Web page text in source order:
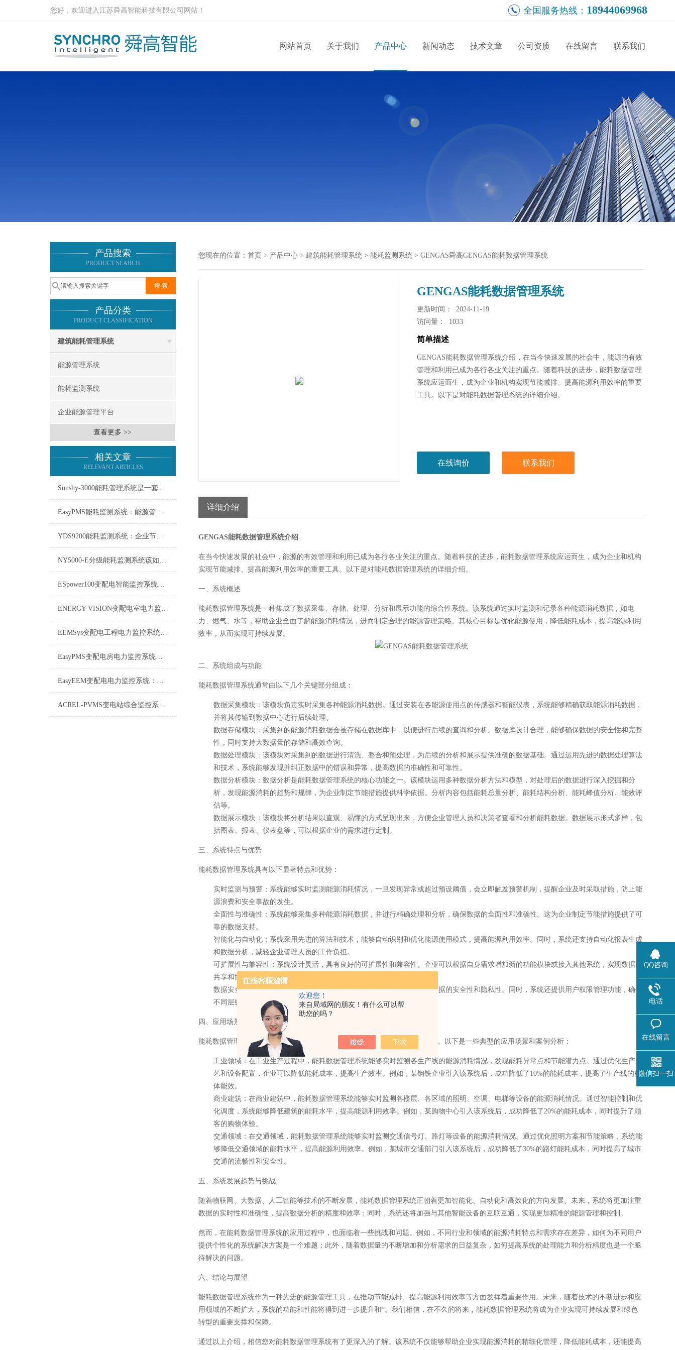
欢迎您！
来自局域网的朋友！有什么可以帮
助您的吗？
您好，欢迎进入江苏舜高智能科技有限公司网站！ 全国服务热线： 18944069968
网站首页 关于我们 产品中心 新闻动态 技术文章 公司资质 在线留言 联系我们
产品搜索
PRODUCT SEARCH
产品分类
PRODUCT CLASSIFICATION
建筑能耗管理系统
能源管理系统
能耗监测系统
企业能源管理平台
查看更多 >>
相关文章
RELEVANT ARTICLES
Sunshy-3000能耗管理系统是一套用于监测、分析能源使用情况的工具
EasyPMS能耗监测系统：能源管理的智慧之眼
YDS9200能耗监测系统：企业节能增效的智慧之眼
NY5000-E分级能耗监测系统该如何使用？
ESpower100变配电智能监控系统技术参数
ENERGY VISION变配电室电力监控系统维修保养
EEMSys变配电工程电力监控系统：保障电网稳定运行的智能中枢
EasyPMS变配电房电力监控系统：守护电网“心脏”的智能卫士
EasyEEM变配电电力监控系统：智能电网的“神经中枢”
ACREL-PVMS变电站综合监控系统详解
您现在的位置： 首页 > 产品中心 > 建筑能耗管理系统 > 能耗监测系统 > GENGAS舜高GENGAS能耗数据管理系统
GENGAS能耗数据管理系统
更新时间： 2024-11-19
访问量： 1033
简单描述
GENGAS能耗数据管理系统介绍，在当今快速发展的社会中，能源的有效
管理和利用已成为各行各业关注的重点。随着科技的进步，能耗数据管理
系统应运而生，成为企业和机构实现节能减排、提高能源利用效率的重要
工具。以下是对能耗数据管理系统的详细介绍。
在线询价 联系我们
详细介绍
GENGAS能耗数据管理系统介绍
在当今快速发展的社会中，能源的有效管理和利用已成为各行各业关注的重点。随着科技的进步，能耗数据管理系统应运而生，成为企业和机构
实现节能减排、提高能源利用效率的重要工具。以下是对能耗数据管理系统的详细介绍。
一、系统概述
能耗数据管理系统是一种集成了数据采集、存储、处理、分析和展示功能的综合性系统。该系统通过实时监测和记录各种能源消耗数据，如电
力、燃气、水等，帮助企业全面了解能源消耗情况，进而制定合理的能源管理策略。其核心目标是优化能源使用，降低能耗成本，提高能源利用
效率，从而实现可持续发展。
二、系统组成与功能
能耗数据管理系统通常由以下几个关键部分组成：
数据采集模块 ：该模块负责实时采集各种能源消耗数据。通过安装在各能源使用点的传感器和智能仪表，系统能够精确获取能源消耗数据，
并将其传输到数据中心进行后续处理。
数据存储模块 ：采集到的能源消耗数据会被存储在数据库中，以便进行后续的查询和分析。数据库设计合理，能够确保数据的安全性和完整
性，同时支持大数据量的存储和高效查询。
数据处理模块 ：该模块对采集到的数据进行清洗、整合和预处理，为后续的分析和展示提供准确的数据基础。通过运用先进的数据处理算法
和技术，系统能够发现并纠正数据中的错误和异常，提高数据的准确性和可靠性。
数据分析模块 ：数据分析是能耗数据管理系统的核心功能之一。该模块运用多种数据分析方法和模型，对处理后的数据进行深入挖掘和分
析，发现能源消耗的趋势和规律，为企业制定节能措施提供科学依据。分析内容包括能耗总量分析、能耗结构分析、能耗峰值分析、能效评
估等。
数据展示模块 ：该模块将分析结果以直观、易懂的方式呈现出来，方便企业管理人员和决策者查看和分析能耗数据。数据展示形式多样，包
括图表、报表、仪表盘等，可以根据企业的需求进行定制。
三、系统特点与优势
能耗数据管理系统具有以下显著特点和优势：
实时监测与预警 ：系统能够实时监测能源消耗情况，一旦发现异常或超过预设阈值，会立即触发预警机制，提醒企业及时采取措施，防止能
源浪费和安全事故的发生。
全面性与准确性 ：系统能够采集多种能源消耗数据，并进行精确处理和分析，确保数据的全面性和准确性。这为企业制定节能措施提供了可
靠的数据支持。
智能化与自动化 ：系统采用先进的算法和技术，能够自动识别和优化能源使用模式，提高能源利用效率。同时，系统还支持自动化报表生成
和数据分析，减轻企业管理人员的工作负担。
可扩展性与兼容性 ：系统设计灵活，具有良好的可扩展性和兼容性。企业可以根据自身需求增加新的功能模块或接入其他系统，实现数据的
共享和协同工作。
数据安全与隐私保护：系统采用先进的加密技术和安全防护措施，确保数据的安全性和隐私性。同时，系统还提供用户权限管理功能，确保
不同层级、不同部门的人员只能访问和操作自己权限范围内的数据。
四、应用场景与案例分析
能耗数据管理系统广泛应用于各行各业，包括工业、商业、建筑、交通等领域。以下是一些典型的应用场景和案例分析：
工业领域 ：在工业生产过程中，能耗数据管理系统能够实时监测各生产线的能源消耗情况，发现能耗异常点和节能潜力点。通过优化生产工
艺和设备配置，企业可以降低能耗成本，提高生产效率。例如，某钢铁企业引入该系统后，成功降低了10%的能耗成本，提高了生产线的整
体能效。
商业建筑 ：在商业建筑中，能耗数据管理系统能够实时监测各楼层、各区域的照明、空调、电梯等设备的能源消耗情况。通过智能控制和优
化调度，系统能够降低建筑的能耗水平，提高能源利用效率。例如，某购物中心引入该系统后，成功降低了20%的能耗成本，同时提升了顾
客的购物体验。
交通领域 ：在交通领域，能耗数据管理系统能够实时监测交通信号灯、路灯等设备的能源消耗情况。通过优化照明方案和节能策略，系统能
够降低交通领域的能耗水平，提高能源利用效率。例如，某城市交通部门引入该系统后，成功降低了30%的路灯能耗成本，同时提高了城市
交通的流畅性和安全性。
五、系统发展趋势与挑战
随着物联网、大数据、人工智能等技术的不断发展，能耗数据管理系统正朝着更加智能化、自动化和高效化的方向发展。未来，系统将更加注重
数据的实时性和准确性，提高数据分析的精度和效率；同时，系统还将加强与其他智能设备的互联互通，实现更加精准的能源管理和控制。
然而，在能耗数据管理系统的应用过程中，也面临着一些挑战和问题。例如，不同行业和领域的能源消耗特点和需求存在差异，如何为不同用户
提供个性化的系统解决方案是一个难题；此外，随着数据量的不断增加和分析需求的日益复杂，如何提高系统的处理能力和分析精度也是一个亟
待解决的问题。
六、结论与展望
能耗数据管理系统作为一种先进的能源管理工具，在推动节能减排、提高能源利用效率等方面发挥着重要作用。未来，随着技术的不断进步和应
用领域的不断扩大，系统的功能和性能将得到进一步提升和*。我们相信，在不久的将来，能耗数据管理系统将成为企业实现可持续发展和绿色
转型的重要支撑和保障。
通过以上介绍，相信您对能耗数据管理系统有了更深入的了解。该系统不仅能够帮助企业实现能源消耗的精细化管理，降低能耗成本，还能提高
QQ咨询
电话
在线留言
微信扫一扫